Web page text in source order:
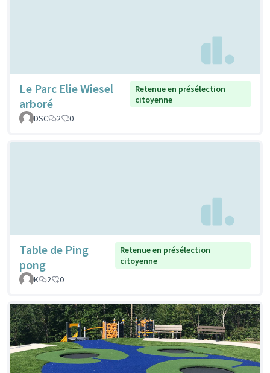
Le Parc Elie Wiesel
arboré
Retenue en présélection
citoyenne
DSC
2 0
Table de Ping
pong
Retenue en présélection
citoyenne
K
2 0